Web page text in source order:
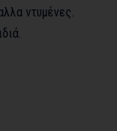
ντυμένες.